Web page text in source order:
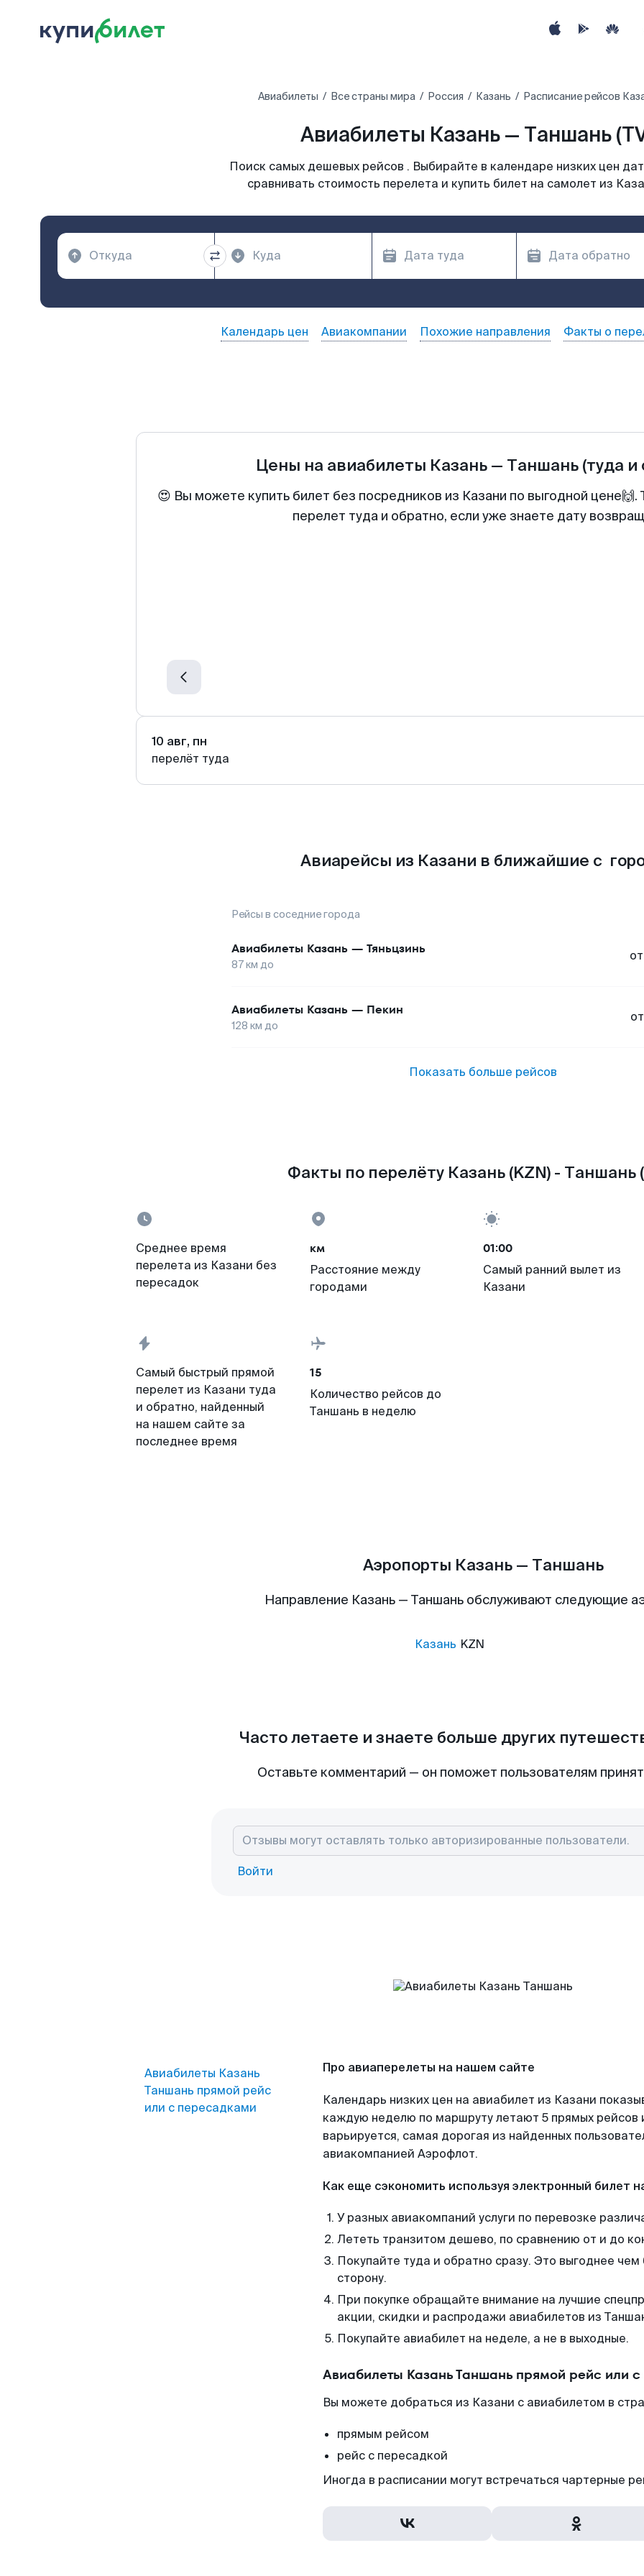
Авиабилеты Все страны мира Россия Казань Расписание рейсов
Авиабилеты Казань — Таншань
Поиск самых дешевых рейсов . Выбирайте в календаре низких цен
сравнивать стоимость перелета и купить билет на самолет из
Календарь цен Авиакомпании Похожие направления Факты о
Цены на авиабилеты Казань— Таншань (туда и
😍 Вы можете купить билет без посредников из Казани по выгодной
перелет туда и обратно, если уже знаете дату
10 авг, пн
перелёт туда
Авиарейсы из Казани в ближайшие с
Рейсы в соседние города
Авиабилеты Казань — Тяньцзинь
87км до
от
Авиабилеты Казань — Пекин
128 км до
от
Показать больше рейсов
Факты по перелёту Казань (KZN) - Таншань
Среднее время
перелета из Казани без
пересадок
км
Расстояние между
городами
01:00
Самый ранний вылет из
Казани
Самый быстрый прямой
перелет из Казани туда
и обратно, найденный
на нашем сайте за
последнее время
15
Количество рейсов до
Таншань в неделю
Аэропорты Казань — Таншань
Направление Казань — Таншань обслуживают следующие
Казань KZN
Часто летаете и знаете больше других
Оставьте комментарий — он поможет пользователям
Войти
Авиабилеты Казань
Таншань прямой рейс
или с пересадками
Про авиаперелеты на нашем сайте
Календарь низких цен на авиабилет из Казани
каждую неделю по маршруту летают 5 прямых рейсов
варьируется, самая дорогая из найденных
авиакомпанией Аэрофлот.
Как еще сэкономить используя электронный билет
У разных авиакомпаний услуги по перевозке
Лететь транзитом дешево, по сравнению от и до
Покупайте туда и обратно сразу. Это выгоднее
сторону.
При покупке обращайте внимание на лучшие
акции, скидки и распродажи авиабилетов из
Покупайте авиабилет на неделе, а не в выходные.
Авиабилеты Казань Таншань прямой рейс или
Вы можете добраться из Казани с авиабилетом в
прямым рейсом
рейс с пересадкой
Иногда в расписании могут встречаться чартерные